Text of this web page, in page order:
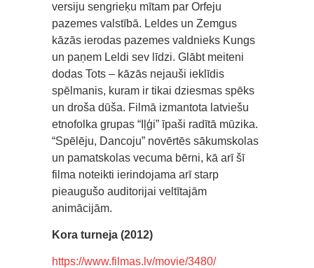
versiju sengrieķu mītam par Orfeju
pazemes valstībā. Leldes un Zemgus
kāzās ierodas pazemes valdnieks Kungs
un paņem Leldi sev līdzi. Glābt meiteni
dodas Tots – kāzās nejauši ieklīdis
spēlmanis, kuram ir tikai dziesmas spēks
un droša dūša. Filmā izmantota latviešu
etnofolka grupas “Iļģi” īpaši radītā mūzika.
“Spēlēju, Dancoju” novērtēs sākumskolas
un pamatskolas vecuma bērni, kā arī šī
filma noteikti ierindojama arī starp
pieaugušo auditorijai veltītajām
animācijām.
Kora turneja (2012)
https://www.filmas.lv/movie/3480/